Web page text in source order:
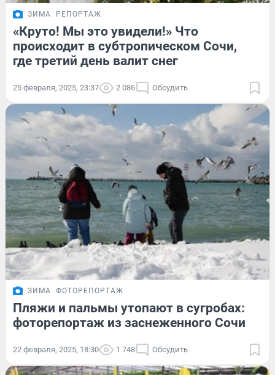
ЗИМА РЕПОРТАЖ
«Круто! Мы это увидели!» Что
происходит в субтропическом Сочи,
где третий день валит снег
25 февраля, 2025, 23:37 2 086 Обсудить
ЗИМА ФОТОРЕПОРТАЖ
Пляжи и пальмы утопают в сугробах:
фоторепортаж из заснеженного Сочи
22 февраля, 2025, 18:30 1 748 Обсудить